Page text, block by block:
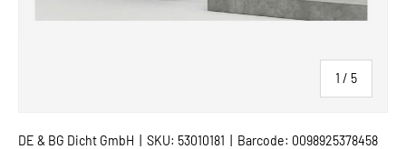
1 / von
5
DE & BG Dicht GmbH SKU: 53010181 Barcode: 0098925378458